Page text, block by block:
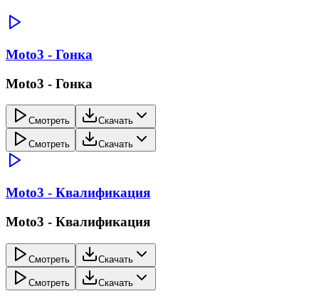
Moto3 - Гонка
Moto3 - Гонка
Смотреть Скачать
Смотреть Скачать
Moto3 - Квалификация
Moto3 - Квалификация
Смотреть Скачать
Смотреть Скачать